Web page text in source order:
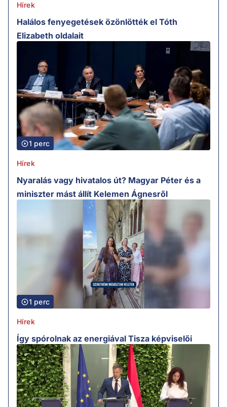
Hírek
Halálos fenyegetések özönlötték el Tóth
Elizabeth oldalait
1 perc
Hírek
Nyaralás vagy hivatalos út? Magyar Péter és a
miniszter mást állít Kelemen Ágnesről
1 perc
Hírek
Így spórolnak az energiával Tisza képviselői